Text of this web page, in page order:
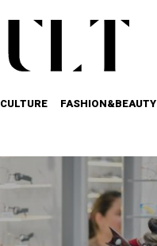
CULTURE FASHION&BEAUTY